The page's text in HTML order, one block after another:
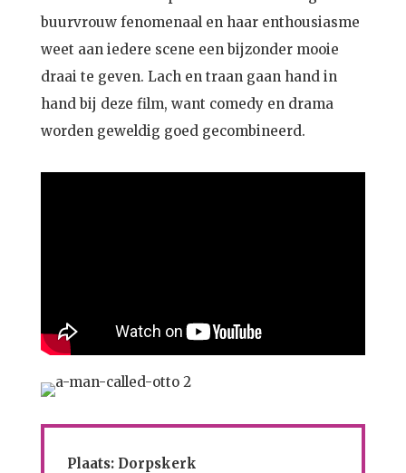
buurvrouw fenomenaal en haar enthousiasme
weet aan iedere scene een bijzonder mooie
draai te geven. Lach en traan gaan hand in
hand bij deze film, want comedy en drama
worden geweldig goed gecombineerd.
Plaats: Dorpskerk